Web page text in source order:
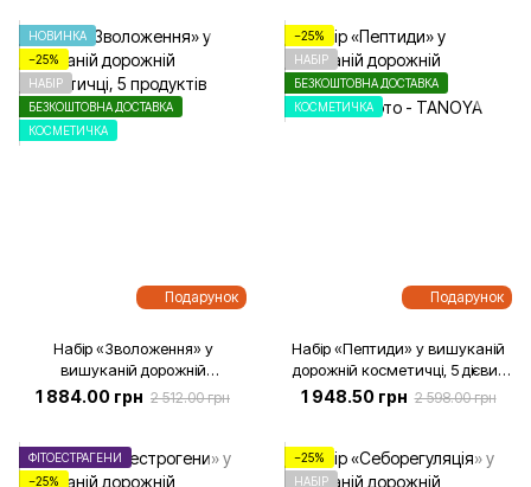
Подарунок
НОВИНКА
−25%
НАБІР
БЕЗКОШТОВНА ДОСТАВКА
КОСМЕТИЧКА
Набір «Зволоження» у
вишуканій дорожній
косметичці, 5 продуктів
1 884.00 грн 2 512.00 грн
Подарунок
−25%
НАБІР
БЕЗКОШТОВНА ДОСТАВКА
КОСМЕТИЧКА
Набір «Пептиди» у вишуканій
дорожній косметичці, 5 дієвих
продуктів
1 948.50 грн 2 598.00 грн
ФІТОЕСТРАГЕНИ
−25%
−25%
НАБІР